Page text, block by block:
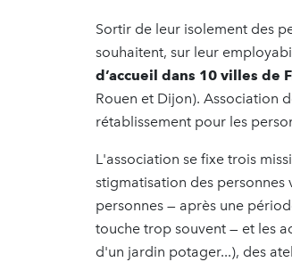
Sortir de leur isolement des
souhaitent, sur leur
d’accueil dans 10 villes de
Rouen et Dijon). Association
rétablissement pour les
L'association se fixe trois
stigmatisation des personnes
personnes — après une
touche trop souvent — et les
d'un jardin potager...), des